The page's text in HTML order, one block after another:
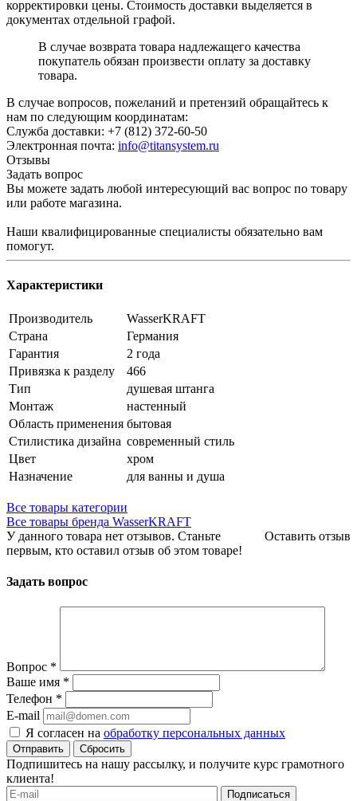
корректировки цены. Стоимость доставки выделяется в
документах отдельной графой.
В случае возврата товара надлежащего качества
покупатель обязан произвести оплату за доставку
товара.
В случае вопросов, пожеланий и претензий обращайтесь к
нам по следующим координатам:
Служба доставки: +7 (812) 372-60-50
Электронная почта: info@titansystem.ru
Отзывы
Задать вопрос
Вы можете задать любой интересующий вас вопрос по товару
или работе магазина.
Наши квалифицированные специалисты обязательно вам
помогут.
Характеристики
Производитель
WasserKRAFT
Страна
Германия
Гарантия
2 года
Привязка к разделу
466
Тип
душевая штанга
Монтаж
настенный
Область применения бытовая
Стилистика дизайна современный стиль
Цвет
хром
Назначение
для ванны и душа
Все товары категории
Все товары бренда WasserKRAFT
Оставить отзыв
У данного товара нет отзывов. Станьте
первым, кто оставил отзыв об этом товаре!
Задать вопрос
Вопрос *
Ваше имя *
Телефон *
E-mail
Я согласен на обработку персональных данных
Сбросить
Подпишитесь на нашу рассылку, и получите курс грамотного
клиента!